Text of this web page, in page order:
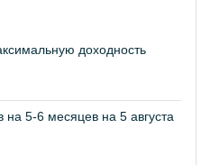
доходность
5-6 месяцев на 5 августа